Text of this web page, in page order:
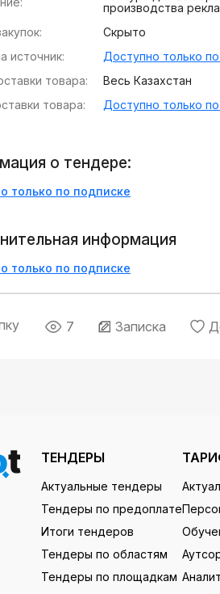
производства
Скрыто
источник:
Доступно только
товара:
Весь Казахстан
товара:
Доступно только
о тендере:
только по подписке
информация
только по подписке
7 Записка
ТЕНДЕРЫ
Актуальные тендеры
Тендеры по предоплате
Итоги тендеров
Тендеры по областям
Тендеры по площадкам